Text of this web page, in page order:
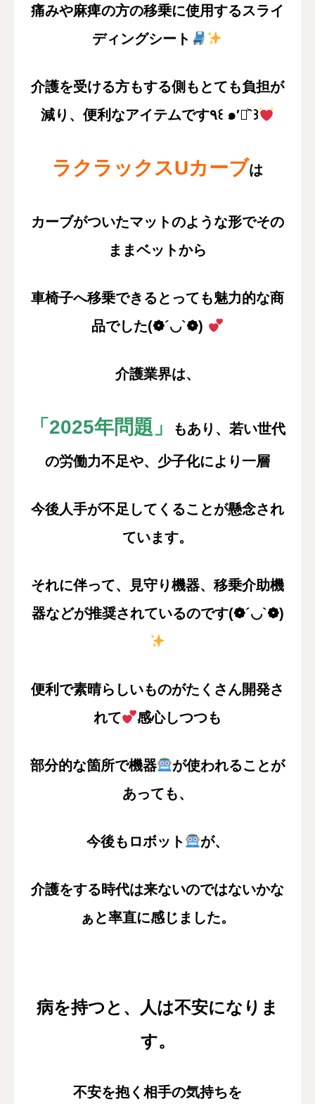
痛みや麻痺の方の移乗に使用するスライ
ディングシート
介護を受ける方もする側もとても負担が
減り、便利なアイテムです٩꒰ ๑′◡͐`꒱
ラクラックスUカーブは
カーブがついたマットのような形でその
ままベットから
車椅子へ移乗できるとっても魅力的な商
品でした(❁´◡`❁)
介護業界は、
「2025年問題」 もあり、若い世代
の労働力不足や、少子化により一層
今後人手が不足してくることが懸念され
ています。
それに伴って、見守り機器、移乗介助機
器などが推奨されているのです(❁´◡`❁)
便利で素晴らしいものがたくさん開発さ
れて
感心しつつも
部分的な箇所で機器
が使われることが
あっても、
今後もロボット が、
介護をする時代は来ないのではないかな
ぁと率直に感じました。
病を持つと、人は不安になりま
す。
不安を抱く相手の気持ちを